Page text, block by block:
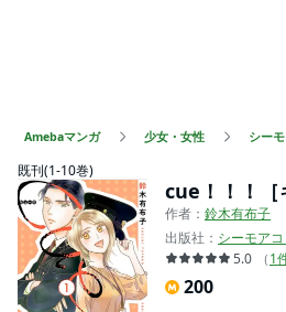
Amebaマンガ 少女・女性 シー
既刊(1-10巻)
cue！！！［
作者： 鈴木有布子
出版社： シーモア
5.0
（1
200